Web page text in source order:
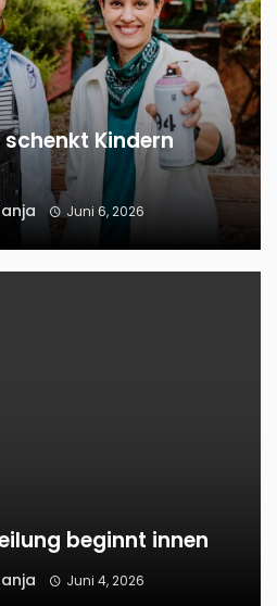
Kindern
Juni 6, 2026
beginnt innen
Juni 4, 2026